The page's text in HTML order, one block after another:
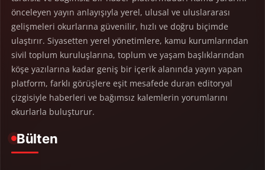
önceleyen yayın anlayışıyla yerel, ulusal ve uluslararası
gelişmeleri okurlarına güvenilir, hızlı ve doğru biçimde
ulaştırır. Siyasetten yerel yönetimlere, kamu kurumlarından
sivil toplum kuruluşlarına, toplum ve yaşam başlıklarından
köşe yazılarına kadar geniş bir içerik alanında yayın yapan
platform, farklı görüşlere eşit mesafede duran editoryal
çizgisiyle haberleri ve bağımsız kalemlerin yorumlarını
okurlarla buluşturur.
Bülten